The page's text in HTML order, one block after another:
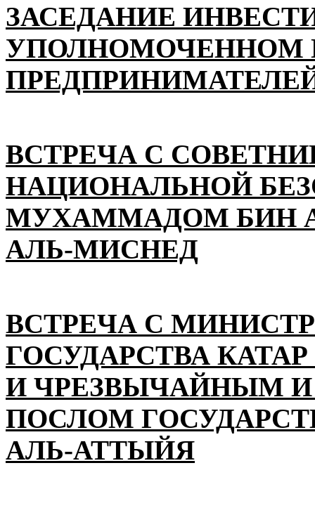
ЗАСЕДАНИЕ
УПОЛНОМОЧЕННОМ
ВСТРЕЧА С
НАЦИОНАЛЬНОЙ
МУХАММАДОМ БИН
АЛЬ-МИСНЕД
ВСТРЕЧА С
ГОСУДАРСТВА
И ЧРЕЗВЫЧАЙНЫМ
ПОСЛОМ
АЛЬ-АТТЫЙЯ